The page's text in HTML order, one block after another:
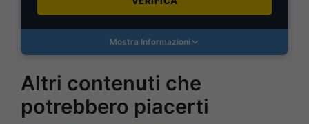
Mostra Informazioni
Altri contenuti che
potrebbero piacerti